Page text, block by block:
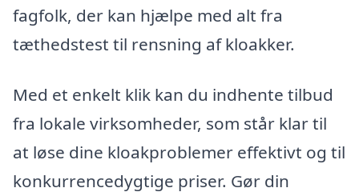
fagfolk, der kan hjælpe med alt fra
tæthedstest til rensning af kloakker.
Med et enkelt klik kan du indhente tilbud
fra lokale virksomheder, som står klar til
at løse dine kloakproblemer effektivt og til
konkurrencedygtige priser. Gør din